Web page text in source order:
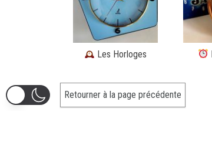
Les Horloges